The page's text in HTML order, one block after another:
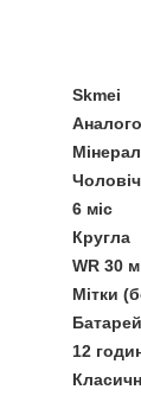
Skmei
6 міс
Кругла
WR 30
Мітки
12